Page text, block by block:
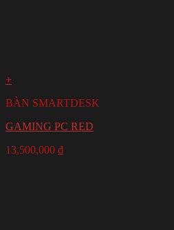
+
BÀN SMARTDESK
GAMING PC RED
13,500,000 ₫